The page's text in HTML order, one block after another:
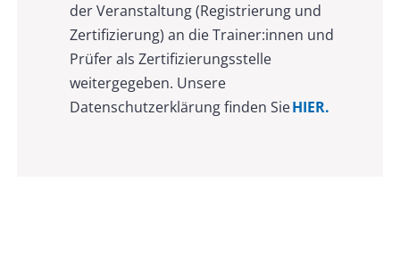
der Veranstaltung (Registrierung und
Zertifizierung) an die Trainer:innen und
Prüfer als Zertifizierungsstelle
weitergegeben. Unsere
Datenschutzerklärung finden SieHIER.